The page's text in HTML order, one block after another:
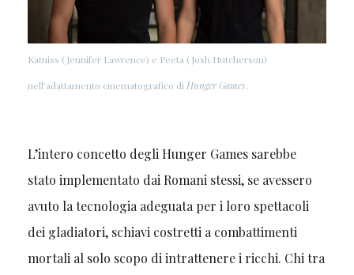
Katniss (Jennifer Lawrence) e Peeta (Josh Hutcherson)
nell’adattamento cinematografico di Hunger Games.
L’intero concetto degli Hunger Games sarebbe
stato implementato dai Romani stessi, se avessero
avuto la tecnologia adeguata per i loro spettacoli
dei gladiatori, schiavi costretti a combattimenti
mortali al solo scopo di intrattenere i ricchi. Chi tra